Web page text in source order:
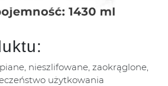
nieszlifowane, zaokrąglone,
użytkowania